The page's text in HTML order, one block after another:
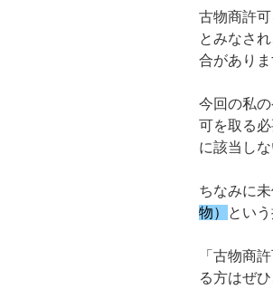
古物商許
とみなさ
合があり
今回の私
可を取る
に該当しな
ちなみに未
物）
とい
「古物商
る方はぜひ